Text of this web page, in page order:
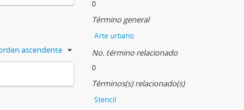
ascendente
0
Término general
Arte urbano
No. término relacionado
0
Términos(s) relacionado(s)
Stencil